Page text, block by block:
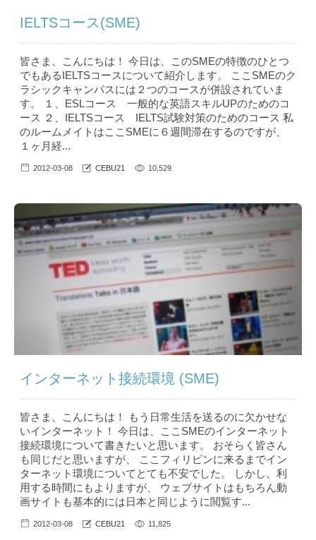
IELTSコース(SME)
皆さま、こんにちは！ 今日は、このSMEの特徴のひとつ
でもあるIELTSコースについて紹介します。 ここSMEのク
ラシックキャンパスには２つのコースが併設されていま
す。 １、ESLコース 一般的な英語スキルUPのためのコ
ース ２、IELTSコース IELTS試験対策のためのコース 私
のルームメイトはここSMEに６週間滞在するのですが、
１ヶ月経...
2012-03-08 CEBU21 10,529
インターネット接続環境 (SME)
皆さま、こんにちは！ もう日常生活を送るのに欠かせな
いインターネット！ 今日は、ここSMEのインターネット
接続環境について書きたいと思います。 おそらく皆さん
も同じだと思いますが、 ここフィリピンに来るまでイン
ターネット環境についてとても不安でした。 しかし、利
用する時間にもよりますが、 ウェブサイトはもちろん動
画サイトも基本的には日本と同じように閲覧す...
2012-03-08 CEBU21 11,825